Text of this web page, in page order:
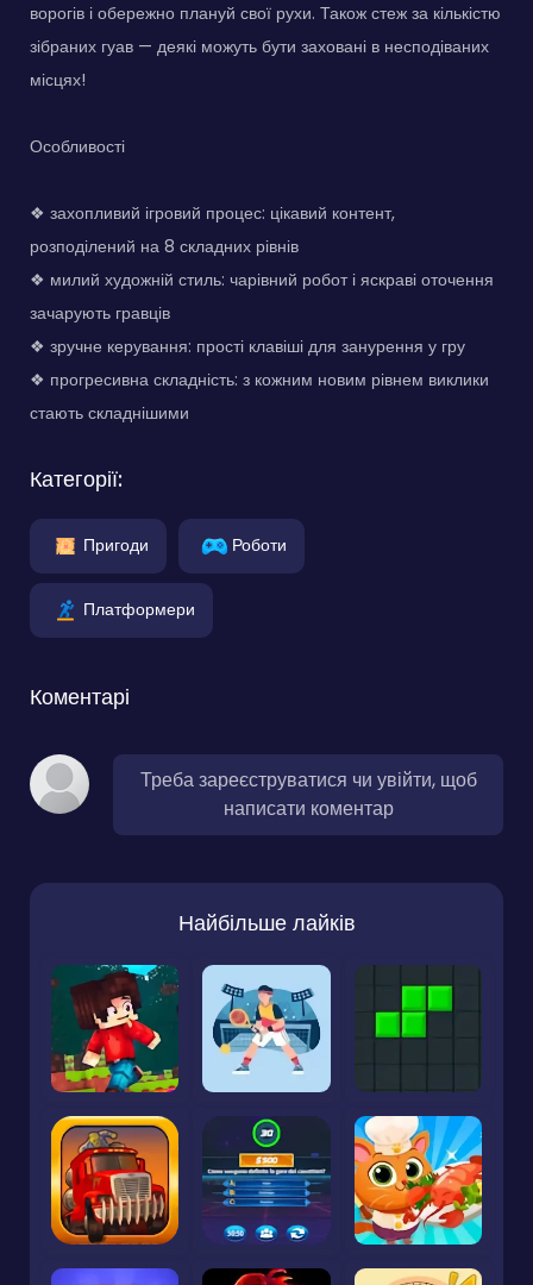
ворогів і обережно плануй свої рухи. Також стеж за кількістю
зібраних гуав — деякі можуть бути заховані в несподіваних
місцях!
Особливості
❖ захопливий ігровий процес: цікавий контент,
розподілений на 8 складних рівнів
❖ милий художній стиль: чарівний робот і яскраві оточення
зачарують гравців
❖ зручне керування: прості клавіші для занурення у гру
❖ прогресивна складність: з кожним новим рівнем виклики
стають складнішими
Категорії:
Пригоди Роботи
Платформери
Коментарі
Треба зареєструватися чи увійти, щоб
написати коментар
Найбільше лайків